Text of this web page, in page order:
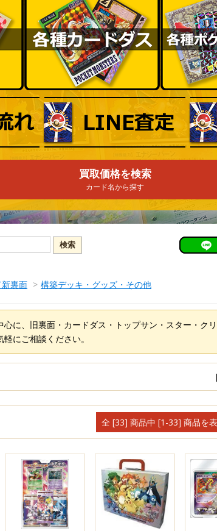
買取価格を検索
カード名から探す
裏面 > 構築デッキ・グッズ・その他
心に、旧裏面・カードダス・トップサン・スター・ク
にご相談ください。
全 [33] 商品中 [1-33] 商品を